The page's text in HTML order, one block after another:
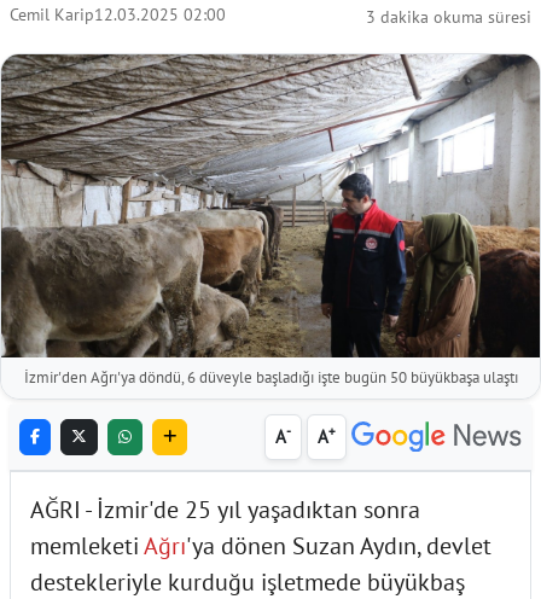
Cemil Karip12.03.2025 02:00 3 dakika okuma süresi
İzmir'den Ağrı'ya döndü, 6 düveyle başladığı işte bugün 50 büyükbaşa ulaştı
A- A+
AĞRI - İzmir'de 25 yıl yaşadıktan sonra
memleketiAğrı'ya dönen Suzan Aydın, devlet
destekleriyle kurduğu işletmede büyükbaş